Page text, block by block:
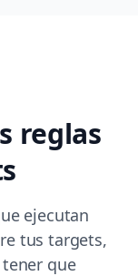
reglas
ejecutan
tus targets,
que